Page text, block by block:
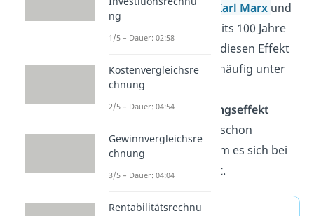
beiden Philosophen
Karl Marx und
bereits 100 Jahre
diesen Effekt
beschrieben. Er wird häufig unter
dem Namen
Kapazitätserweiterungseffekt
gebraucht, was auch schon
vermuten lässt, worum es sich bei
diesem Effekt handelt.
ng
1/5 – Dauer: 02:58
Kostenvergleichsre
chnung
2/5 – Dauer: 04:54
Gewinnvergleichsre
chnung
3/5 – Dauer: 04:04
Rentabilitätsrechnu